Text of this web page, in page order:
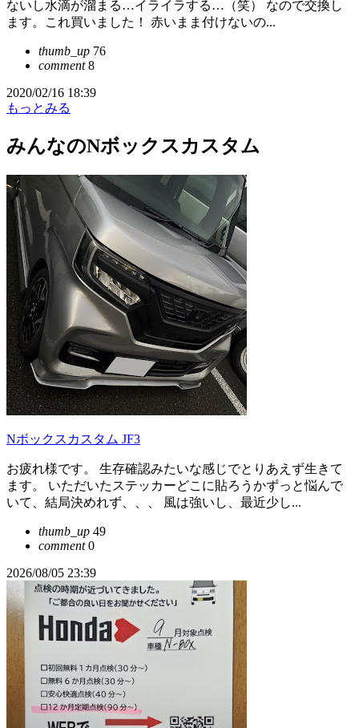
ないし水滴が溜まる…イライラする…（笑） なので交換し
ます。これ買いました！ 赤いまま付けないの...
thumb_up 76
comment8
2020/02/16 18:39
もっとみる
みんなのNボックスカスタム
Nボックスカスタム JF3
お疲れ様です。 生存確認みたいな感じでとりあえず生きて
ます。 いただいたステッカーどこに貼ろうかずっと悩んで
いて、結局決めれず、、、 風は強いし、最近少し...
thumb_up 49
comment0
2026/08/05 23:39